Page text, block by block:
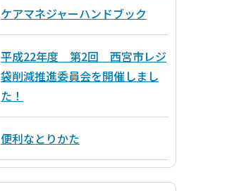
ケアマネジャーハンドブック
平成22年度 第2回 西宮市レジ
袋削減推進委員会を開催しまし
た！
便利なとりかた